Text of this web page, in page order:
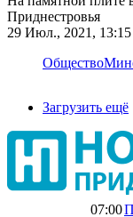
Приднестровья
29 Июл., 2021, 13:15
Общество
Загрузить ещё
07:00